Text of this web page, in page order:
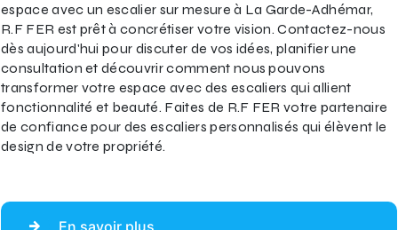
espace avec un escalier sur mesure à La Garde-Adhémar,
R.F FER est prêt à concrétiser votre vision. Contactez-nous
dès aujourd'hui pour discuter de vos idées, planifier une
consultation et découvrir comment nous pouvons
transformer votre espace avec des escaliers qui allient
fonctionnalité et beauté. Faites de R.F FER votre partenaire
de confiance pour des escaliers personnalisés qui élèvent le
design de votre propriété.
En savoir plus